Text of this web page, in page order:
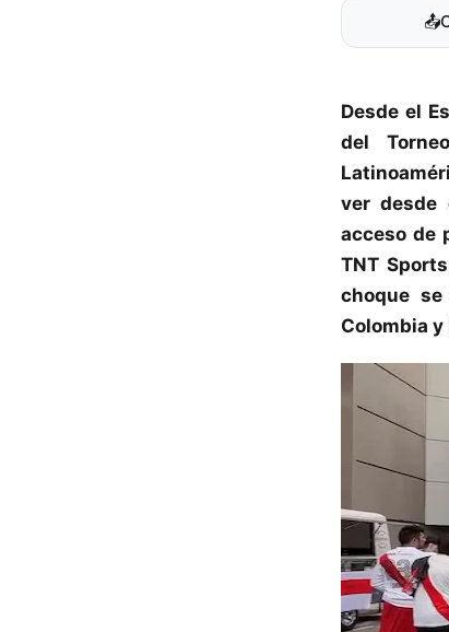
📤
Desde el
del
ver desde
acceso de
TNT
choque
Colombia